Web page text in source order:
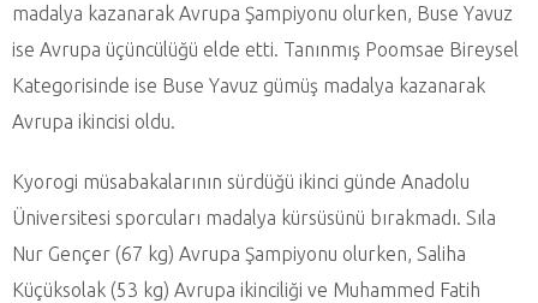
madalya kazanarak Avrupa Şampiyonu olurken, Buse Yavuz
ise Avrupa üçüncülüğü elde etti. Tanınmış Poomsae Bireysel
Kategorisinde ise Buse Yavuz gümüş madalya kazanarak
Avrupa ikincisi oldu.
Kyorogi müsabakalarının sürdüğü ikinci günde Anadolu
Üniversitesi sporcuları madalya kürsüsünü bırakmadı. Sıla
Nur Gençer (67 kg) Avrupa Şampiyonu olurken, Saliha
Küçüksolak (53 kg) Avrupa ikinciliği ve Muhammed Fatih